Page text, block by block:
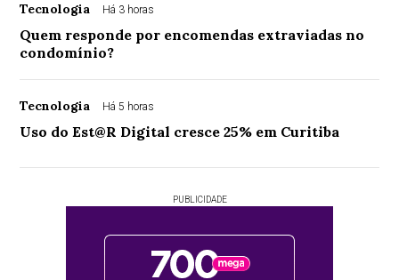
Tecnologia Há 3 horas
Quem responde por encomendas extraviadas no
condomínio?
Tecnologia Há 5 horas
Uso do Est@R Digital cresce 25% em Curitiba
PUBLICIDADE